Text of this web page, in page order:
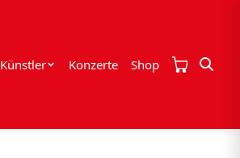
Künstler Konzerte Shop